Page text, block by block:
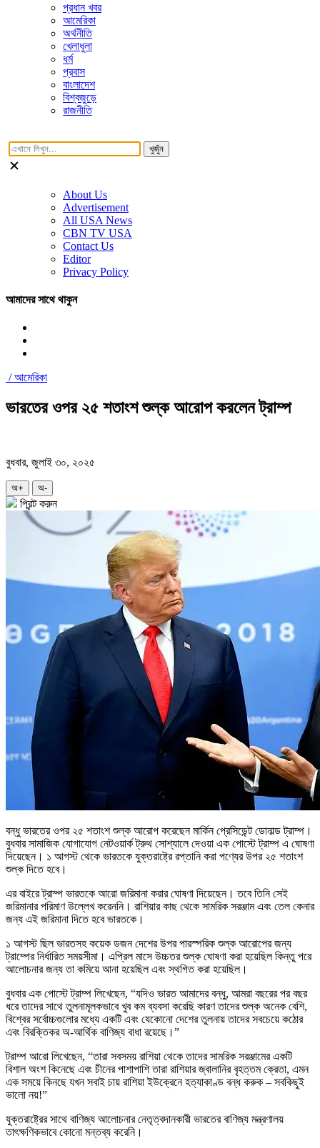
প্রধান খবর
আমেরিকা
অর্থনীতি
খেলাধুলা
ধর্ম
প্রবাস
বাংলাদেশ
বিশ্বজুড়ে
রাজনীতি
খুজুঁন
About Us
Advertisement
All USA News
CBN TV USA
Contact Us
Editor
Privacy Policy
আমাদের সাথে থাকুন
/আমেরিকা
ভারতের ওপর ২৫ শতাংশ শুল্ক আরোপ করলেন ট্রাম্প
বুধবার, জুলাই ৩০, ২০২৫
অ+ অ-
প্রিন্ট করুন
বন্ধু ভারতের ওপর ২৫ শতাংশ শুল্ক আরোপ করেছেন মার্কিন প্রেসিডেন্ট ডোনাল্ড ট্রাম্প।
বুধবার সামাজিক যোগাযোগ নেটওয়ার্ক ট্রুথ সোশ্যালে দেওয়া এক পোস্টে ট্রাম্প এ ঘোষণা
দিয়েছেন। ১ আগস্ট থেকে ভারতকে যুক্তরাষ্ট্রে রপ্তানি করা পণ্যের উপর ২৫ শতাংশ
শুল্ক দিতে হবে।
এর বাইরে ট্রাম্প ভারতকে আরো জরিমানা করার ঘোষণা দিয়েছেন। তবে তিনি সেই
জরিমানার পরিমাণ উল্লেখ করেননি। রাশিয়ার কাছ থেকে সামরিক সরঞ্জাম এবং তেল কেনার
জন্য এই জরিমানা দিতে হবে ভারতকে।
১ আগস্ট ছিল ভারতসহ কয়েক ডজন দেশের উপর পারস্পরিক শুল্ক আরোপের জন্য
ট্রাম্পের নির্ধারিত সময়সীমা। এপ্রিল মাসে উচ্চতর শুল্ক ঘোষণা করা হয়েছিল কিন্তু পরে
আলোচনার জন্য তা কমিয়ে আনা হয়েছিল এবং স্থগিত করা হয়েছিল।
বুধবার এক পোস্টে ট্রাম্প লিখেছেন, “যদিও ভারত আমাদের বন্ধু, আমরা বছরের পর বছর
ধরে তাদের সাথে তুলনামূলকভাবে খুব কম ব্যবসা করেছি কারণ তাদের শুল্ক অনেক বেশি,
বিশ্বের সর্বোচ্চগুলোর মধ্যে একটি এবং যেকোনো দেশের তুলনায় তাদের সবচেয়ে কঠোর
এবং বিরক্তিকর অ-আর্থিক বাণিজ্য বাধা রয়েছে।”
ট্রাম্প আরো লিখেছেন, “তারা সবসময় রাশিয়া থেকে তাদের সামরিক সরঞ্জামের একটি
বিশাল অংশ কিনেছে এবং চীনের পাশাপাশি তারা রাশিয়ার জ্বালানির বৃহত্তম ক্রেতা, এমন
এক সময়ে কিনছে যখন সবাই চায় রাশিয়া ইউক্রেনে হত্যাকাণ্ড বন্ধ করুক – সবকিছুই
ভালো নয়!”
যুক্তরাষ্ট্রের সাথে বাণিজ্য আলোচনার নেতৃত্বদানকারী ভারতের বাণিজ্য মন্ত্রণালয়
তাৎক্ষণিকভাবে কোনো মন্তব্য করেনি।